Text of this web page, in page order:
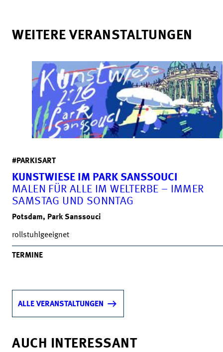
WEITERE VERANSTALTUNGEN
#PARKISART
KUNSTWIESE IM PARK SANSSOUCI
MALEN FÜR ALLE IM WELTERBE – IMMER
SAMSTAG UND SONNTAG
Potsdam, Park Sanssouci
rollstuhlgeeignet
TERMINE
ALLE VERANSTALTUNGEN
AUCH INTERESSANT